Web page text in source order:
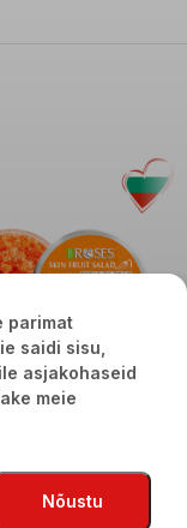
parimat
saidi sisu,
asjakohaseid
meie
Nõustu